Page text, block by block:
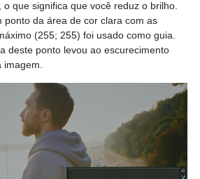
que significa que você reduz o brilho.
ponto da área de cor clara com as
(255; 255) foi usado como guia.
deste ponto levou ao escurecimento
imagem.